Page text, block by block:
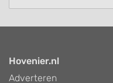
Hovenier.nl
Adverteren